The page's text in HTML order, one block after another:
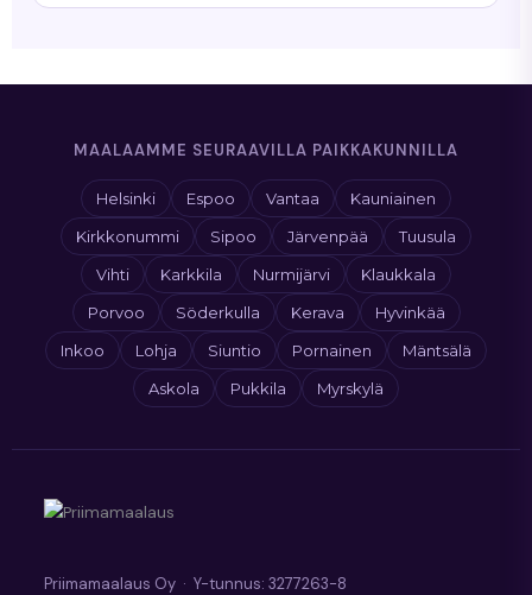
Uudellamaalla.
sopivana ajankohtana.
MAALAAMME SEURAAVILLA PAIKKAKUNNILLA
Helsinki Espoo Vantaa
Kauniainen
Kirkkonummi
Sipoo Järvenpää
Tuusula
Vihti
Karkkila Nurmijärvi
Klaukkala
Porvoo
Söderkulla Kerava
Hyvinkää
Inkoo
Lohja Siuntio Pornainen
Mäntsälä
Askola
Pukkila Myrskylä
Priimamaalaus Oy · Y-tunnus: 3277263-8